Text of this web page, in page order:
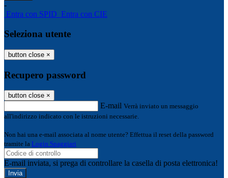
-
Entra con SPID Entra con CIE
Seleziona utente
button close ×
Recupero password
button close ×
E-mail Verrà inviato un messaggio
all'indirizzo indicato con le istruzioni necessarie.
Non hai una e-mail associata al nome utente? Effettua il reset della password
tramite la Login Spaggiari
E-mail inviata, si prega di controllare la casella di posta elettronica!